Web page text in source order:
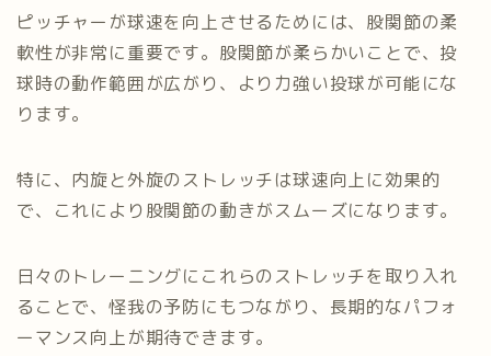
ピッチャーが球速を向上させるためには、股関節の柔
軟性が非常に重要です。股関節が柔らかいことで、投
球時の動作範囲が広がり、より力強い投球が可能にな
ります。
特に、内旋と外旋のストレッチは球速向上に効果的
で、これにより股関節の動きがスムーズになります。
日々のトレーニングにこれらのストレッチを取り入れ
ることで、怪我の予防にもつながり、長期的なパフォ
ーマンス向上が期待できます。